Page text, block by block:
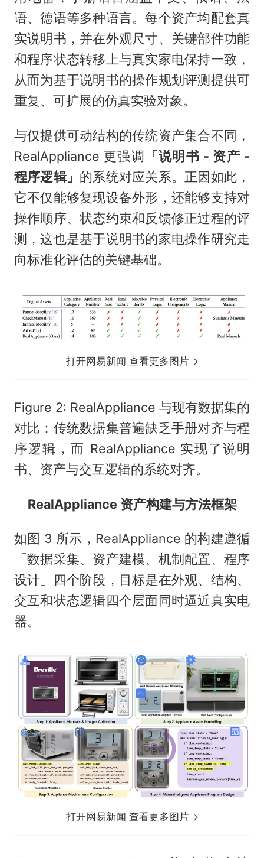
语、德语等多种语言。每个资产均配套真
实说明书，并在外观尺寸、关键部件功能
和程序状态转移上与真实家电保持一致，
从而为基于说明书的操作规划评测提供可
重复、可扩展的仿真实验对象。
与仅提供可动结构的传统资产集合不同，
RealAppliance 更强调
「说明书 - 资产 -
程序逻辑」 的系统对应关系。正因如此，
它不仅能够复现设备外形，还能够支持对
操作顺序、状态约束和反馈修正过程的评
测，这也是基于说明书的家电操作研究走
向标准化评估的关键基础。
打开网易新闻 查看更多图片
Figure 2: RealAppliance 与现有数据集的
对比：传统数据集普遍缺乏手册对齐与程
序逻辑，而 RealAppliance 实现了说明
书、资产与交互逻辑的系统对齐。
RealAppliance 资产构建与方法框架
如图 3 所示，RealAppliance 的构建遵循
「数据采集、资产建模、机制配置、程序
设计」四个阶段，目标是在外观、结构、
交互和状态逻辑四个层面同时逼近真实电
器。
打开网易新闻 查看更多图片